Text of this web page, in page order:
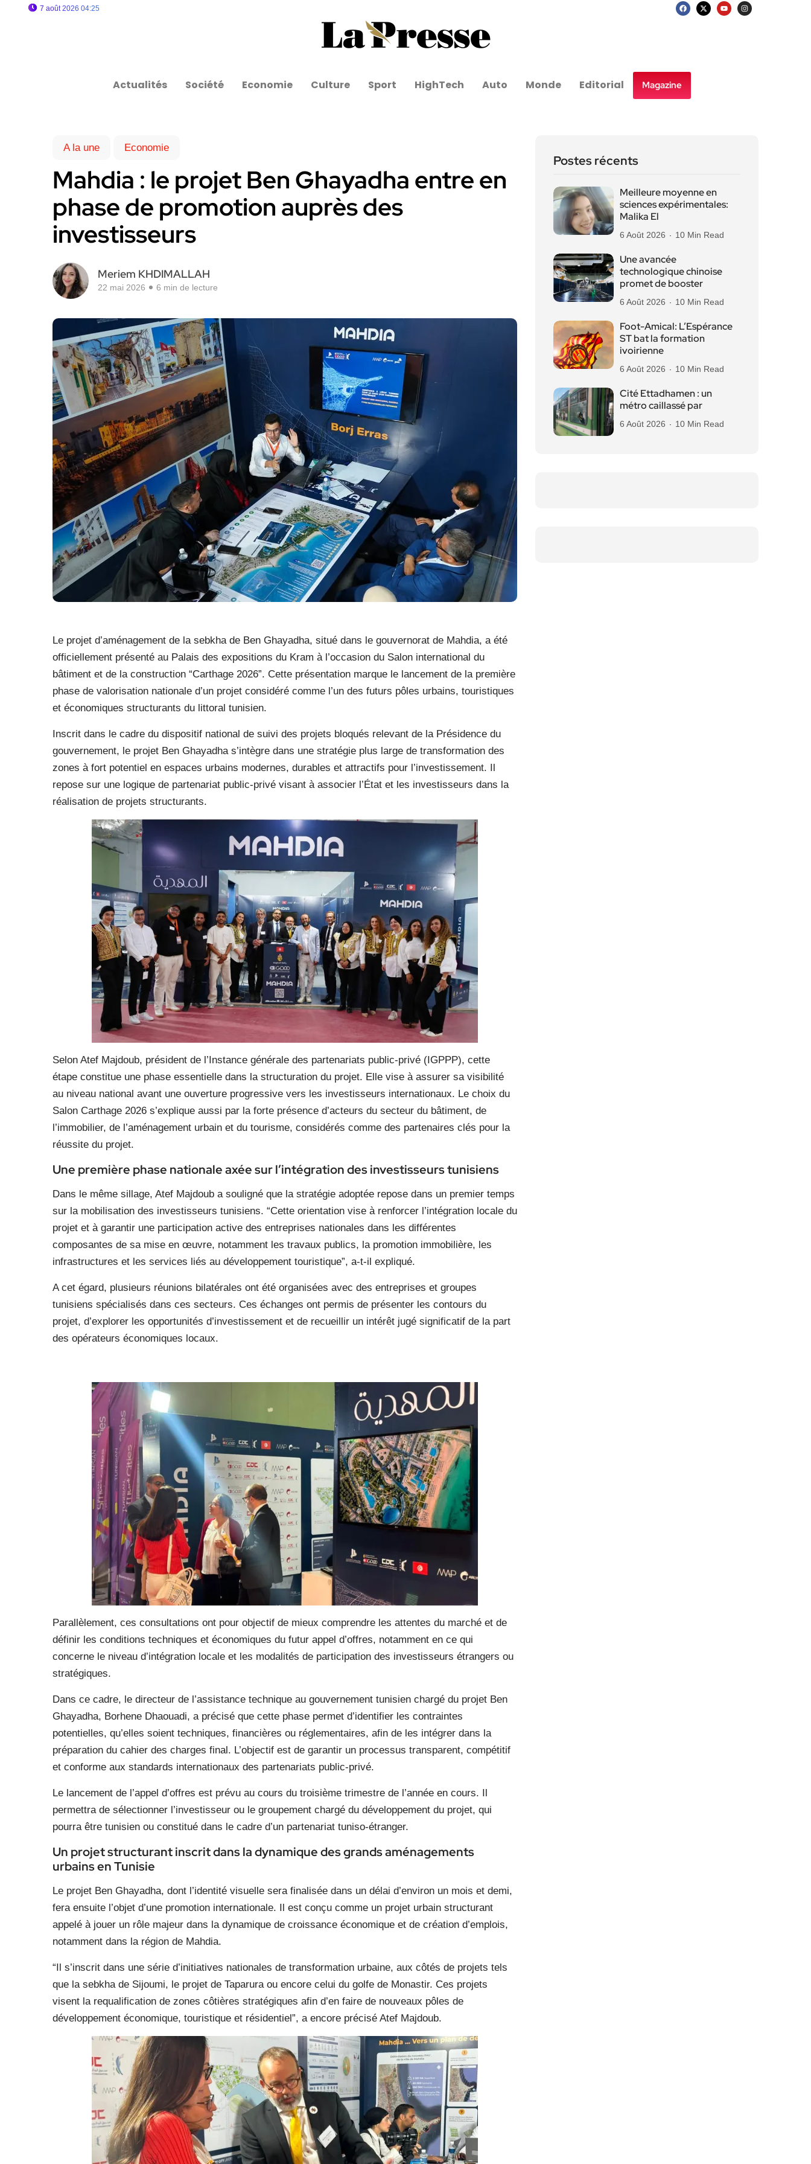
7 août 2026 04:25
Actualités Société Economie Culture Sport HighTech Auto Monde Editorial Magazine
A la une Economie
Mahdia : le projet Ben Ghayadha entre en
phase de promotion auprès des
investisseurs
Meriem KHDIMALLAH
22 mai 2026 6 min de lecture
Le projet d’aménagement de la sebkha de Ben Ghayadha, situé dans le gouvernorat de Mahdia, a été
officiellement présenté au Palais des expositions du Kram à l’occasion du Salon international du
bâtiment et de la construction “Carthage 2026”. Cette présentation marque le lancement de la première
phase de valorisation nationale d’un projet considéré comme l’un des futurs pôles urbains, touristiques
et économiques structurants du littoral tunisien.
Inscrit dans le cadre du dispositif national de suivi des projets bloqués relevant de la Présidence du
gouvernement, le projet Ben Ghayadha s’intègre dans une stratégie plus large de transformation des
zones à fort potentiel en espaces urbains modernes, durables et attractifs pour l’investissement. Il
repose sur une logique de partenariat public-privé visant à associer l’État et les investisseurs dans la
réalisation de projets structurants.
Selon Atef Majdoub, président de l’Instance générale des partenariats public-privé (IGPPP), cette
étape constitue une phase essentielle dans la structuration du projet. Elle vise à assurer sa visibilité
au niveau national avant une ouverture progressive vers les investisseurs internationaux. Le choix du
Salon Carthage 2026 s’explique aussi par la forte présence d’acteurs du secteur du bâtiment, de
l’immobilier, de l’aménagement urbain et du tourisme, considérés comme des partenaires clés pour la
réussite du projet.
Une première phase nationale axée sur l’intégration des investisseurs tunisiens
Dans le même sillage, Atef Majdoub a souligné que la stratégie adoptée repose dans un premier temps
sur la mobilisation des investisseurs tunisiens. “Cette orientation vise à renforcer l’intégration locale du
projet et à garantir une participation active des entreprises nationales dans les différentes
composantes de sa mise en œuvre, notamment les travaux publics, la promotion immobilière, les
infrastructures et les services liés au développement touristique”, a-t-il expliqué.
A cet égard, plusieurs réunions bilatérales ont été organisées avec des entreprises et groupes
tunisiens spécialisés dans ces secteurs. Ces échanges ont permis de présenter les contours du
projet, d’explorer les opportunités d’investissement et de recueillir un intérêt jugé significatif de la part
des opérateurs économiques locaux.
Parallèlement, ces consultations ont pour objectif de mieux comprendre les attentes du marché et de
définir les conditions techniques et économiques du futur appel d’offres, notamment en ce qui
concerne le niveau d’intégration locale et les modalités de participation des investisseurs étrangers ou
stratégiques.
Dans ce cadre, le directeur de l’assistance technique au gouvernement tunisien chargé du projet Ben
Ghayadha, Borhene Dhaouadi, a précisé que cette phase permet d’identifier les contraintes
potentielles, qu’elles soient techniques, financières ou réglementaires, afin de les intégrer dans la
préparation du cahier des charges final. L’objectif est de garantir un processus transparent, compétitif
et conforme aux standards internationaux des partenariats public-privé.
Le lancement de l’appel d’offres est prévu au cours du troisième trimestre de l’année en cours. Il
permettra de sélectionner l’investisseur ou le groupement chargé du développement du projet, qui
pourra être tunisien ou constitué dans le cadre d’un partenariat tuniso-étranger.
Un projet structurant inscrit dans la dynamique des grands aménagements
urbains en Tunisie
Le projet Ben Ghayadha, dont l’identité visuelle sera finalisée dans un délai d’environ un mois et demi,
fera ensuite l’objet d’une promotion internationale. Il est conçu comme un projet urbain structurant
appelé à jouer un rôle majeur dans la dynamique de croissance économique et de création d’emplois,
notamment dans la région de Mahdia.
“Il s’inscrit dans une série d’initiatives nationales de transformation urbaine, aux côtés de projets tels
que la sebkha de Sijoumi, le projet de Taparura ou encore celui du golfe de Monastir. Ces projets
visent la requalification de zones côtières stratégiques afin d’en faire de nouveaux pôles de
développement économique, touristique et résidentiel”, a encore précisé Atef Majdoub.
Postes récents
Meilleure moyenne en
sciences expérimentales:
Malika El
6 Août 2026 10 Min Read
Une avancée
technologique chinoise
promet de booster
6 Août 2026 10 Min Read
Foot-Amical: L’Espérance
ST bat la formation
ivoirienne
6 Août 2026 10 Min Read
Cité Ettadhamen : un
métro caillassé par
6 Août 2026 10 Min Read